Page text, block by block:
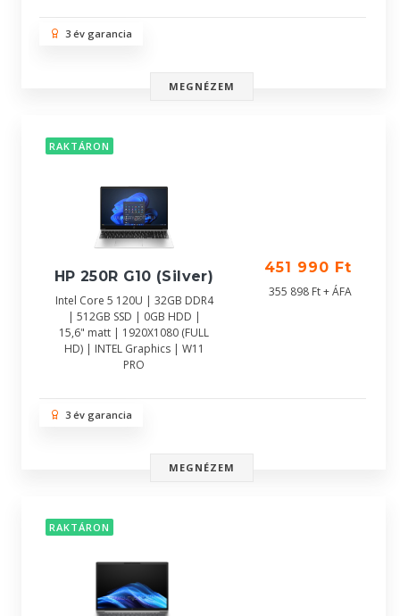
3 év garancia
MEGNÉZEM
RAKTÁRON
HP 250R G10 (Silver)
Intel Core 5 120U | 32GB DDR4
| 512GB SSD | 0GB HDD |
15,6" matt | 1920X1080 (FULL
HD) | INTEL Graphics | W11
PRO
451 990 Ft
355 898 Ft + ÁFA
3 év garancia
MEGNÉZEM
RAKTÁRON